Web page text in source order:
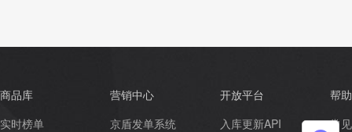
商品库
实时榜单
营销中心
京盾发单系统
开放平台
入库更新API
帮
常